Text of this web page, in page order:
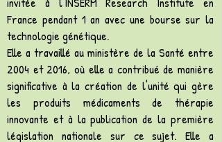
France pendant 1 an avec une bourse sur la
technologie génétique.
Elle a travaillé au ministère de la Santé entre
2004 et 2016, où elle a contribué de manière
significative à la création de l'unité qui gère
les produits médicaments de thérapie
innovante et à la publication de la première
législation nationale sur ce sujet. Elle a